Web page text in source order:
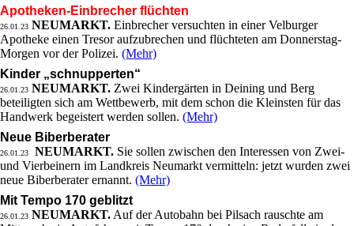
Apotheken-Einbrecher flüchten
26.01.23 NEUMARKT. Einbrecher versuchten in einer Velburger
Apotheke einen Tresor aufzubrechen und flüchteten am Donnerstag-
Morgen vor der Polizei. (Mehr)
Kinder „schnupperten“
26.01.23 NEUMARKT. Zwei Kindergärten in Deining und Berg
beteiligten sich am Wettbewerb, mit dem schon die Kleinsten für das
Handwerk begeistert werden sollen. (Mehr)
Neue Biberberater
26.01.23 NEUMARKT. Sie sollen zwischen den Interessen von Zwei-
und Vierbeinern im Landkreis Neumarkt vermitteln: jetzt wurden zwei
neue Biberberater ernannt. (Mehr)
Mit Tempo 170 geblitzt
26.01.23 NEUMARKT. Auf der Autobahn bei Pilsach rauschte am